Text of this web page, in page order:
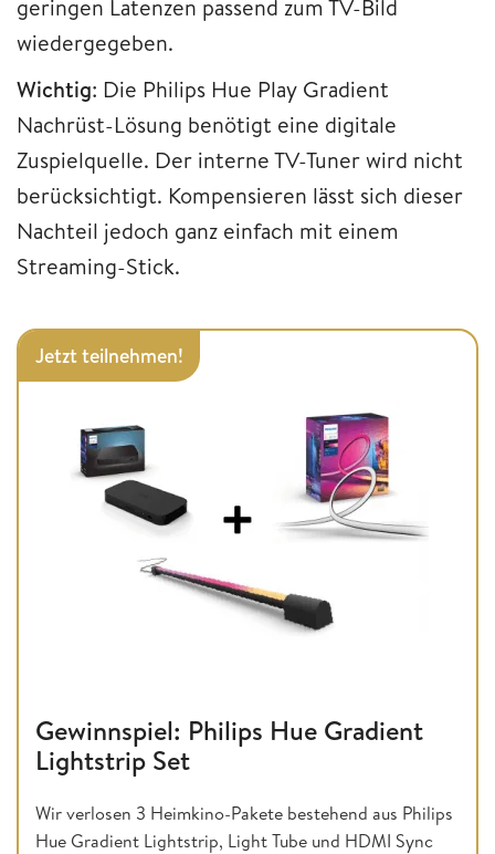
geringen Latenzen passend zum TV-Bild
wiedergegeben.
Wichtig: Die Philips Hue Play Gradient
Nachrüst-Lösung benötigt eine digitale
Zuspielquelle. Der interne TV-Tuner wird nicht
berücksichtigt. Kompensieren lässt sich dieser
Nachteil jedoch ganz einfach mit einem
Streaming-Stick.
Jetzt teilnehmen!
Gewinnspiel: Philips Hue Gradient
Lightstrip Set
Wir verlosen 3 Heimkino-Pakete bestehend aus Philips
Hue Gradient Lightstrip, Light Tube und HDMI Sync